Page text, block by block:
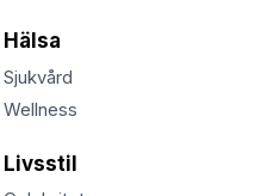
Hälsa
Sjukvård
Wellness
Livsstil